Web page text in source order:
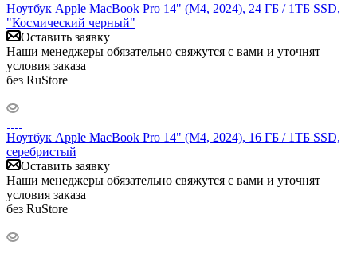
Ноутбук Apple MacBook Pro 14" (M4, 2024), 24 ГБ / 1ТБ SSD,
"Космический черный"
Оставить заявку
Наши менеджеры обязательно свяжутся с вами и уточнят
условия заказа
без RuStore
Ноутбук Apple MacBook Pro 14" (M4, 2024), 16 ГБ / 1ТБ SSD,
серебристый
Оставить заявку
Наши менеджеры обязательно свяжутся с вами и уточнят
условия заказа
без RuStore